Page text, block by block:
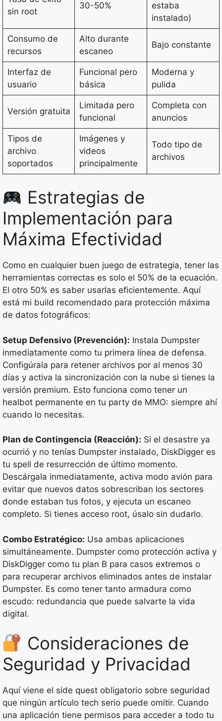
sin root
30-50%
estaba
instalado)
Consumo de
recursos
Alto durante
escaneo
Bajo constante
Interfaz de
usuario
Funcional pero
básica
Moderna y
pulida
Versión gratuita
Limitada pero
funcional
Completa con
anuncios
Tipos de
archivo
soportados
Imágenes y
videos
principalmente
Todo tipo de
archivos
Estrategias de
Implementación para
Máxima Efectividad
Como en cualquier buen juego de estrategia, tener las
herramientas correctas es solo el 50% de la ecuación.
El otro 50% es saber usarlas eficientemente. Aquí
está mi build recomendado para protección máxima
de datos fotográficos:
Setup Defensivo (Prevención): Instala Dumpster
inmediatamente como tu primera línea de defensa.
Configúrala para retener archivos por al menos 30
días y activa la sincronización con la nube si tienes la
versión premium. Esto funciona como tener un
healbot permanente en tu party de MMO: siempre ahí
cuando lo necesitas.
Plan de Contingencia (Reacción): Si el desastre ya
ocurrió y no tenías Dumpster instalado, DiskDigger es
tu spell de resurrección de último momento.
Descárgala inmediatamente, activa modo avión para
evitar que nuevos datos sobrescriban los sectores
donde estaban tus fotos, y ejecuta un escaneo
completo. Si tienes acceso root, úsalo sin dudarlo.
Combo Estratégico: Usa ambas aplicaciones
simultáneamente. Dumpster como protección activa y
DiskDigger como tu plan B para casos extremos o
para recuperar archivos eliminados antes de instalar
Dumpster. Es como tener tanto armadura como
escudo: redundancia que puede salvarte la vida
digital.
Consideraciones de
Seguridad y Privacidad
Aquí viene el side quest obligatorio sobre seguridad
que ningún artículo tech serio puede omitir. Cuando
una aplicación tiene permisos para acceder a todo tu